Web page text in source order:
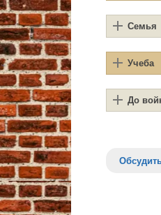
Семья
Учеба
До